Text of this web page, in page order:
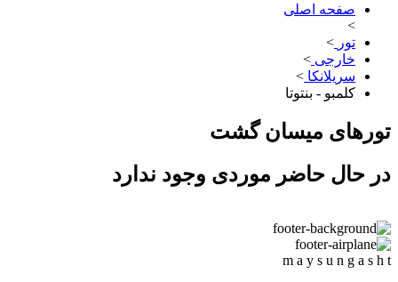
صفحه اصلی
>
تور >
خارجی >
سریلانکا >
کلمبو - بنتوتا
تورهای میسان گشت
در حال حاضر موردی وجود ندارد
m a y s u n g a s h t